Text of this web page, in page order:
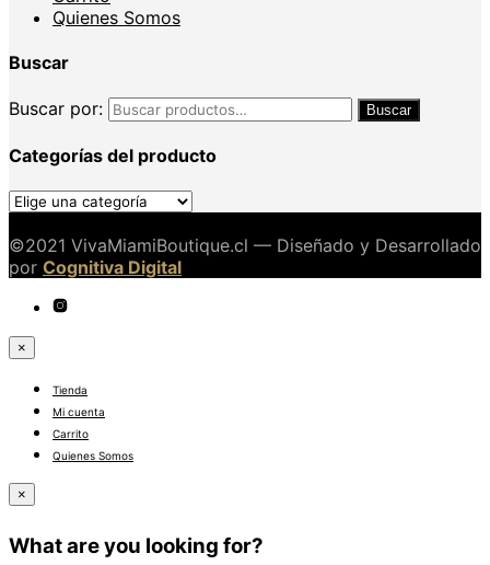
Quienes Somos
Buscar
Buscar por: Buscar
Categorías del producto
©2021 VivaMiamiBoutique.cl — Diseñado y Desarrollado
por Cognitiva Digital
×
Tienda
Mi cuenta
Carrito
Quienes Somos
×
What are you looking for?